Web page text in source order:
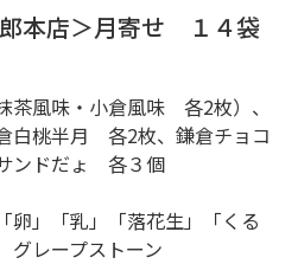
本店＞月寄せ １４袋
風味・小倉風味 各2枚）、
白桃半月 各2枚、鎌倉チョコ
ンドだょ 各３個
」「乳」「落花生」「くる
レープストーン